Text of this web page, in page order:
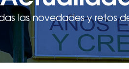
las novedades y retos